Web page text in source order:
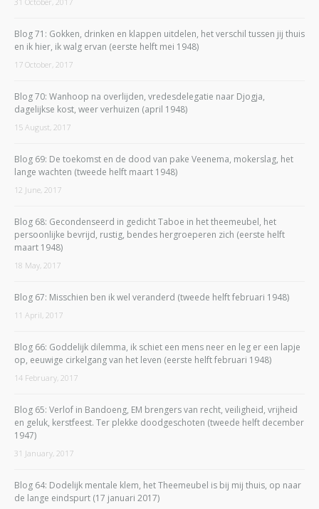
Blog 71: Gokken, drinken en klappen uitdelen, het verschil tussen jij thuis
en ik hier, ik walg ervan (eerste helft mei 1948)
17 October, 2017
Blog 70: Wanhoop na overlijden, vredesdelegatie naar Djogja,
dagelijkse kost, weer verhuizen (april 1948)
15 August, 2017
Blog 69: De toekomst en de dood van pake Veenema, mokerslag, het
lange wachten (tweede helft maart 1948)
12 June, 2017
Blog 68: Gecondenseerd in gedicht Taboe in het theemeubel, het
persoonlijke bevrijd, rustig, bendes hergroeperen zich (eerste helft
maart 1948)
18 May, 2017
Blog 67: Misschien ben ik wel veranderd (tweede helft februari 1948)
11 April, 2017
Blog 66: Goddelijk dilemma, ik schiet een mens neer en leg er een lapje
op, eeuwige cirkelgang van het leven (eerste helft februari 1948)
14 February, 2017
Blog 65: Verlof in Bandoeng, EM brengers van recht, veiligheid, vrijheid
en geluk, kerstfeest. Ter plekke doodgeschoten (tweede helft december
1947)
31 January, 2017
Blog 64: Dodelijk mentale klem, het Theemeubel is bij mij thuis, op naar
de lange eindspurt (17 januari 2017)